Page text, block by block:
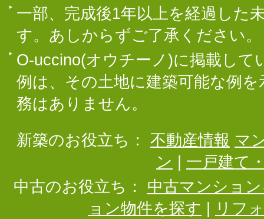
一部、完成後1年以上を経過した
す。あしからずご了承ください。
O-uccino(オウチーノ)に掲載して
例は、その土地に建築可能な例
務はありません。
新築のお役立ち： 不動産情報 マ
ン
一戸建て
中古のお役立ち：
中古マンショ
ョン物件を探す
リフ